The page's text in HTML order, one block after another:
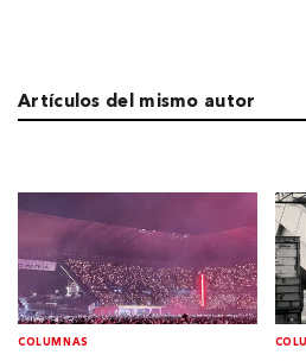
Artículos del mismo autor
COLUMNAS